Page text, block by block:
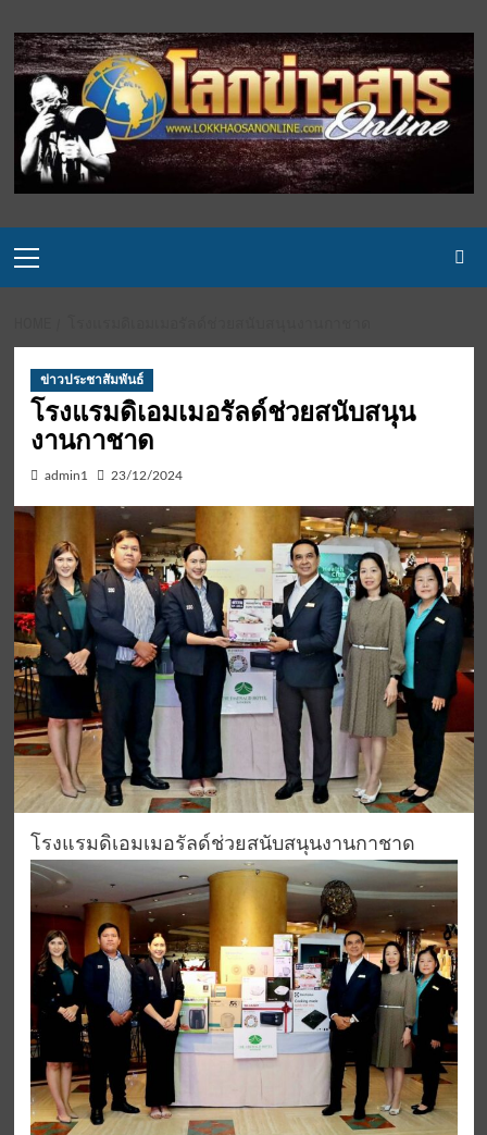
to
content
Menu
ข่าวประชาสัมพันธ์
โรงแรมดิเอมเมอรัลด์ช่วยสนับสนุน
งานกาชาด
admin1 23/12/2024
โรงแรมดิเอมเมอรัลด์ช่วยสนับสนุนงานกาชาด